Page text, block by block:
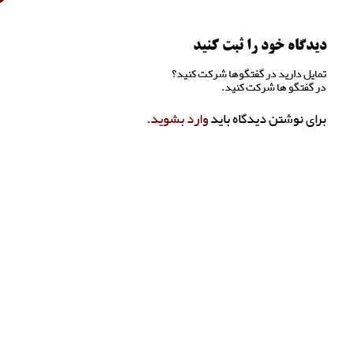
دیدگاه خود را ثبت کنید
تمایل دارید در گفتگوها شرکت کنید؟
در گفتگو ها شرکت کنید.
برای نوشتن دیدگاه بایدوارد بشوید.